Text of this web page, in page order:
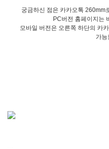
궁금하신 점은 카카오톡 260mm
PC버전 홈페이지는
모바일 버전은 오른쪽 하단의 카
가능